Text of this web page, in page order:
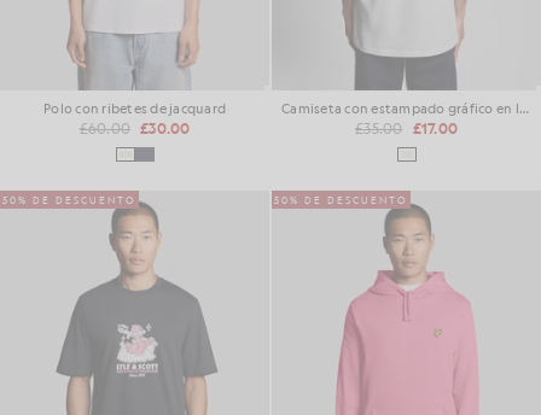
Polo con ribetes de jacquard
£60.00 £30.00
Camiseta con estampado gráfico en la espalda
£35.00 £17.00
50% DE DESCUENTO 50% DE DESCUENTO